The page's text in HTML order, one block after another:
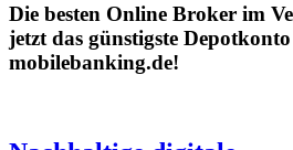
Die besten Online Broker im
jetzt das günstigste
mobilebanking.de!